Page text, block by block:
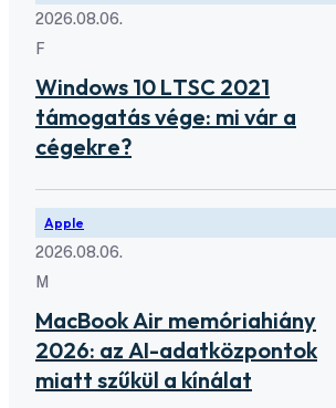
2026.08.06.
F
Windows 10 LTSC 2021
támogatás vége: mi vár a
cégekre?
Apple
2026.08.06.
M
MacBook Air memóriahiány
2026: az AI-adatközpontok
miatt szűkül a kínálat